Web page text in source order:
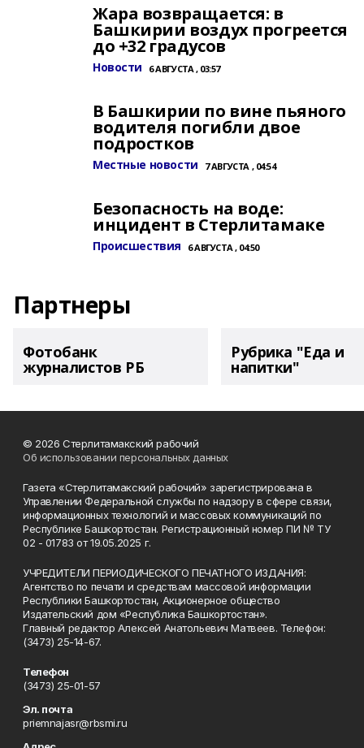
Жара возвращается: в
Башкирии воздух прогреется
до +32 градусов
Новости 6 АВГУСТА , 03:57
В Башкирии по вине пьяного
водителя погибли двое
подростков
Местные новости 7 АВГУСТА , 04:54
Безопасность на воде:
инцидент в Стерлитамаке
Происшествия 6 АВГУСТА , 04:50
Партнеры
Фотобанк
журналистов РБ
Рубрика "Еда и
напитки"
© 2026 Стерлитамакский рабочий
Об использовании персональных данных
Газета «Стерлитамакский рабочий» зарегистрирована в
Управлении Федеральной службы по надзору в сфере связи,
информационных технологий и массовых коммуникаций по
Республике Башкортостан. Регистрационный номер ПИ № ТУ
02 - 01783 от 19.05.2025 г.
УЧРЕДИТЕЛИ ПЕРИОДИЧЕСКОГО ПЕЧАТНОГО ИЗДАНИЯ:
Агентство по печати и средствам массовой информации
Республики Башкортостан, Акционерное общество
Издательский дом «Республика Башкортостан».
Главный редактор Алексей Анатольевич Матвеев. Телефон:
(3473) 25-14-67.
Телефон
(3473) 25-01-57
Эл. почта
priemnajasr@rbsmi.ru